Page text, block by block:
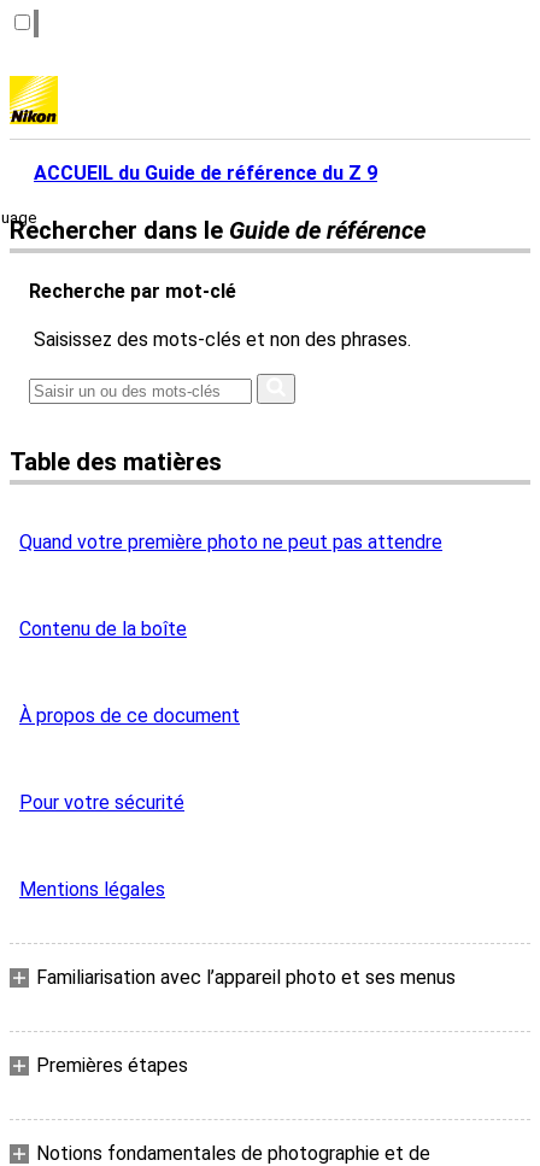
ACCUEIL du Guide de référence du Z 9
Rechercher dans le Guide de référence
Recherche par mot-clé
Saisissez des mots-clés et non des phrases.
Table des matières
Quand votre première photo ne peut pas attendre
Contenu de la boîte
À propos de ce document
Pour votre sécurité
Mentions légales
Familiarisation avec l’appareil photo et ses menus
Premières étapes
Notions fondamentales de photographie et de